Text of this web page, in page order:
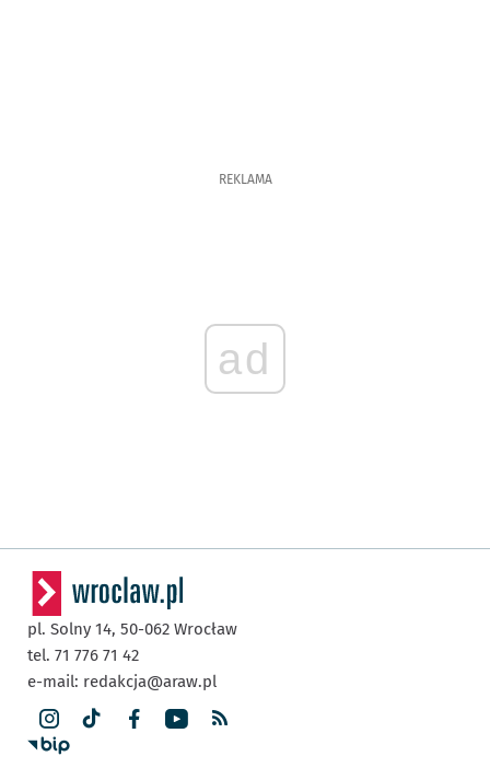
REKLAMA
ad
pl. Solny 14, 50-062 Wrocław
tel. 71 776 71 42
e-mail: redakcja@araw.pl